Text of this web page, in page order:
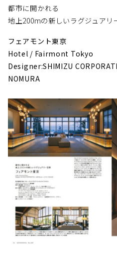
都市に開かれる
地上200mの新しいラグジュアリ
フェアモント東京
Hotel / Fairmont Tokyo
Designer:SHIMIZU
NOMURA